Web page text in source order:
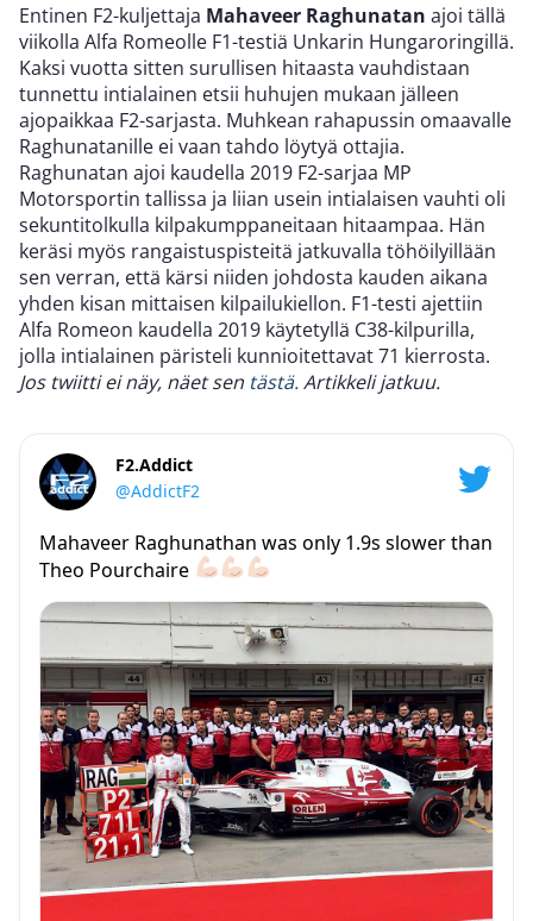
Entinen F2-kuljettaja Mahaveer Raghunatan ajoi tällä
viikolla Alfa Romeolle F1-testiä Unkarin Hungaroringillä.
Kaksi vuotta sitten surullisen hitaasta vauhdistaan
tunnettu intialainen etsii huhujen mukaan jälleen
ajopaikkaa F2-sarjasta. Muhkean rahapussin omaavalle
Raghunatanille ei vaan tahdo löytyä ottajia.
Raghunatan ajoi kaudella 2019 F2-sarjaa MP
Motorsportin tallissa ja liian usein intialaisen vauhti oli
sekuntitolkulla kilpakumppaneitaan hitaampaa. Hän
keräsi myös rangaistuspisteitä jatkuvalla töhöilyillään
sen verran, että kärsi niiden johdosta kauden aikana
yhden kisan mittaisen kilpailukiellon. F1-testi ajettiin
Alfa Romeon kaudella 2019 käytetyllä C38-kilpurilla,
jolla intialainen päristeli kunnioitettavat 71 kierrosta.
Jos twiitti ei näy, näet sen tästä.Artikkeli jatkuu.
F2.Addict
@AddictF2
Mahaveer Raghunathan was only 1.9s slower than
Theo Pourchaire